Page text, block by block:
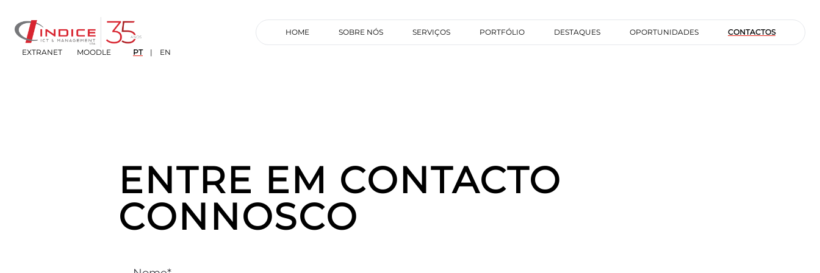
HOME SOBRE NÓS SERVIÇOS PORTFÓLIO DESTAQUES OPORTUNIDADES CONTACTOS
EXTRANET MOODLE PT | EN
ENTRE EM CONTACTO
CONNOSCO